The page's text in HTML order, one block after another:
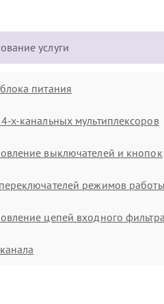
услуги
питания
х-канальных мультиплексоров
выключателей и кнопок
режимов
цепей входного фильтра